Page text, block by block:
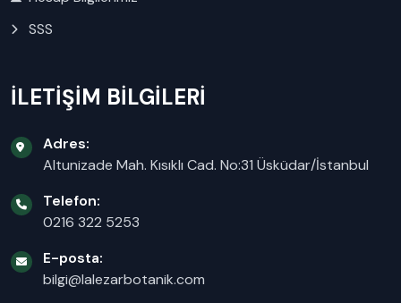
SSS
İLETİŞİM BİLGİLERİ
Adres:
Altunizade Mah. Kısıklı Cad. No:31 Üsküdar/İstanbul
Telefon:
0216 322 5253
E-posta:
bilgi@lalezarbotanik.com